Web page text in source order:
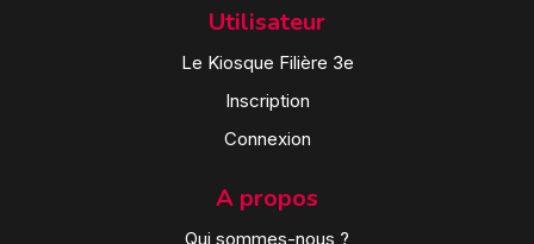
Utilisateur
Le Kiosque Filière 3e
Inscription
Connexion
A propos
Qui sommes-nous ?